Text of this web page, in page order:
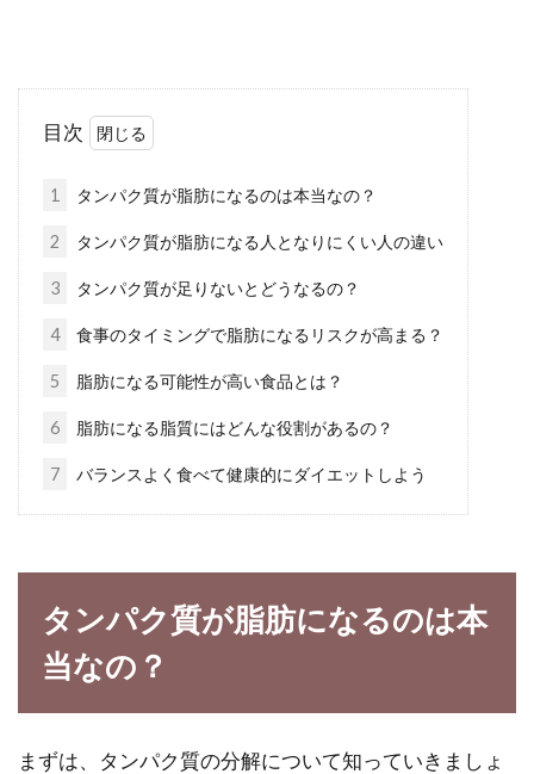
ットメニューの作り方
「1日1500キロカロリーの休日ダイエット」を
ご存知ですか？これは、体組成計に乗った時や
ウォーキングのカロリー消費はどの
ウォーキングにはダイエット効果や健康維持効
果があります。ダイエット効果といっても、ウ
ォーキン...
ットに向いている理由とは
の方が白米を食べていると思いますが、健康に
目次
1 タンパク質が脂肪になるのは本当なの？
2 タンパク質が脂肪になる人となりにくい人の違い
3 タンパク質が足りないとどうなるの？
4 食事のタイミングで脂肪になるリスクが高まる？
5 脂肪になる可能性が高い食品とは？
6 脂肪になる脂質にはどんな役割があるの？
7 バランスよく食べて健康的にダイエットしよう
タンパク質が脂肪になるのは本
当なの？
まずは、タンパク質の分解について知っていきましょ